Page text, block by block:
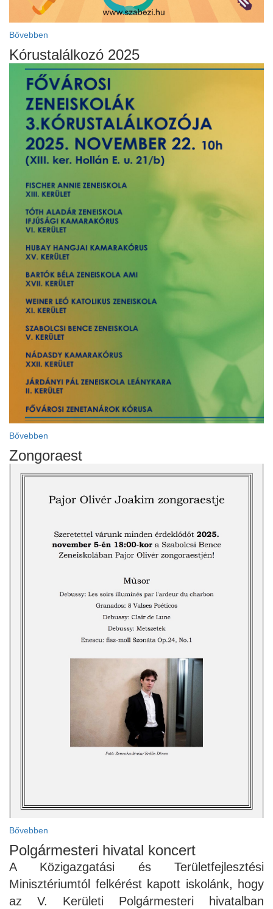
Bővebben
Kórustalálkozó 2025
Bővebben
Zongoraest
Bővebben
Polgármesteri hivatal koncert
A Közigazgatási és Területfejlesztési
Minisztériumtól felkérést kapott iskolánk, hogy
az V. Kerületi Polgármesteri hivatalban